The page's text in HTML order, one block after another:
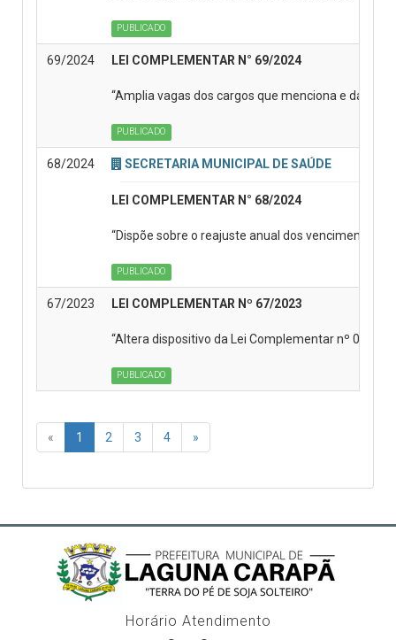
PUBLICADO
69/2024 LEI COMPLEMENTAR N° 69/2024
“Amplia vagas dos cargos que menciona e dá
PUBLICADO
68/2024 SECRETARIA MUNICIPAL DE SAÚDE
LEI COMPLEMENTAR N° 68/2024
“Dispõe sobre o reajuste anual dos vencimentos
PUBLICADO
67/2023 LEI COMPLEMENTAR Nº 67/2023
“Altera dispositivo da Lei Complementar nº 049/
PUBLICADO
« 1 2 3 4 »
Horário Atendimento